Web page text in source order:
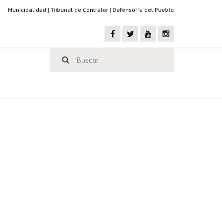
Municipalidad | Tribunal de Contralor | Defensoría del Pueblo